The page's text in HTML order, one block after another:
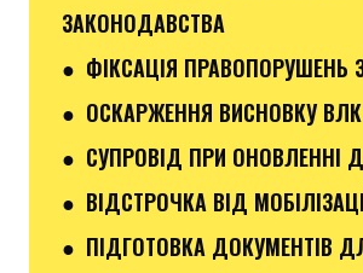
ЗАКОНОДАВСТВА
● ФІКСАЦІЯ ПРАВОПОРУШЕНЬ
● ОСКАРЖЕННЯ ВИСНОВКУ ВЛК
● СУПРОВІД ПРИ ОНОВЛЕННІ
● ВІДСТРОЧКА ВІД
● ПІДГОТОВКА ДОКУМЕНТІВ